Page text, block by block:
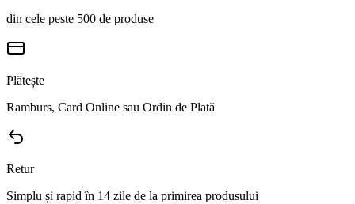
din cele peste 500 de produse
Plătește
Ramburs, Card Online sau Ordin de Plată
Retur
Simplu și rapid în 14 zile de la primirea produsului